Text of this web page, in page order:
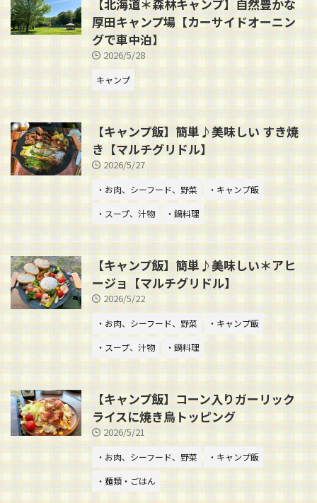
【北海道＊森林キャンプ】自然豊かな
厚田キャンプ場【カーサイドオーニン
グで車中泊】
2026/5/28
キャンプ
【キャンプ飯】簡単♪美味しい すき焼
き【マルチグリドル】
2026/5/27
・お肉、シーフード、野菜
・キャンプ飯
・スープ、汁物
・鍋料理
【キャンプ飯】簡単♪美味しい＊アヒ
ージョ【マルチグリドル】
2026/5/22
・お肉、シーフード、野菜
・キャンプ飯
・スープ、汁物
・鍋料理
【キャンプ飯】コーン入りガーリック
ライスに焼き鳥トッピング
2026/5/21
・お肉、シーフード、野菜
・キャンプ飯
・麺類・ごはん